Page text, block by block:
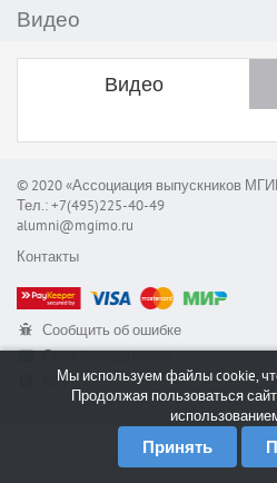
Видео
Видео
© 2020 «Ассоциация выпускников
Тел.: +7(495)225-40-49
alumni@mgimo.ru
Контакты
Сообщить об ошибке
Служба поддержки
RSSМы используем файлы cookie,
Продолжая пользоваться
Принять